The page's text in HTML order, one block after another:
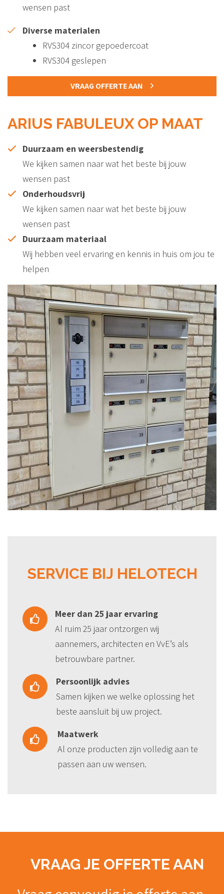
wensen past
Diverse materialen
RVS304 zincor gepoedercoat
RVS304 geslepen
VRAAG OFFERTE AAN
ARIUS FABULEUX OP MAAT
Duurzaam en weersbestendig
We kijken samen naar wat het beste bij jouw
wensen past
Onderhoudsvrij
We kijken samen naar wat het beste bij jouw
wensen past
Duurzaam materiaal
Wij hebben veel ervaring en kennis in huis om jou te
helpen
SERVICE BIJ HELOTECH
Meer dan 25 jaar ervaring
Al ruim 25 jaarontzorgen wij
aannemers, architecten en VvE’s als
betrouwbare partner.
Persoonlijk advies
Samen kijken we welke oplossing het
beste aansluit bij uw project.
Maatwerk
Al onze producten zijn volledig aan te
passen aan uw wensen.
VRAAG JE OFFERTE AAN